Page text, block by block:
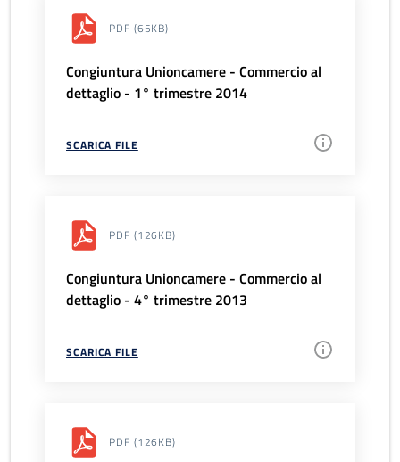
PDF (65KB)
Congiuntura Unioncamere - Commercio al
dettaglio - 1° trimestre 2014
SCARICA FILE
PDF (126KB)
Congiuntura Unioncamere - Commercio al
dettaglio - 4° trimestre 2013
SCARICA FILE
PDF (126KB)